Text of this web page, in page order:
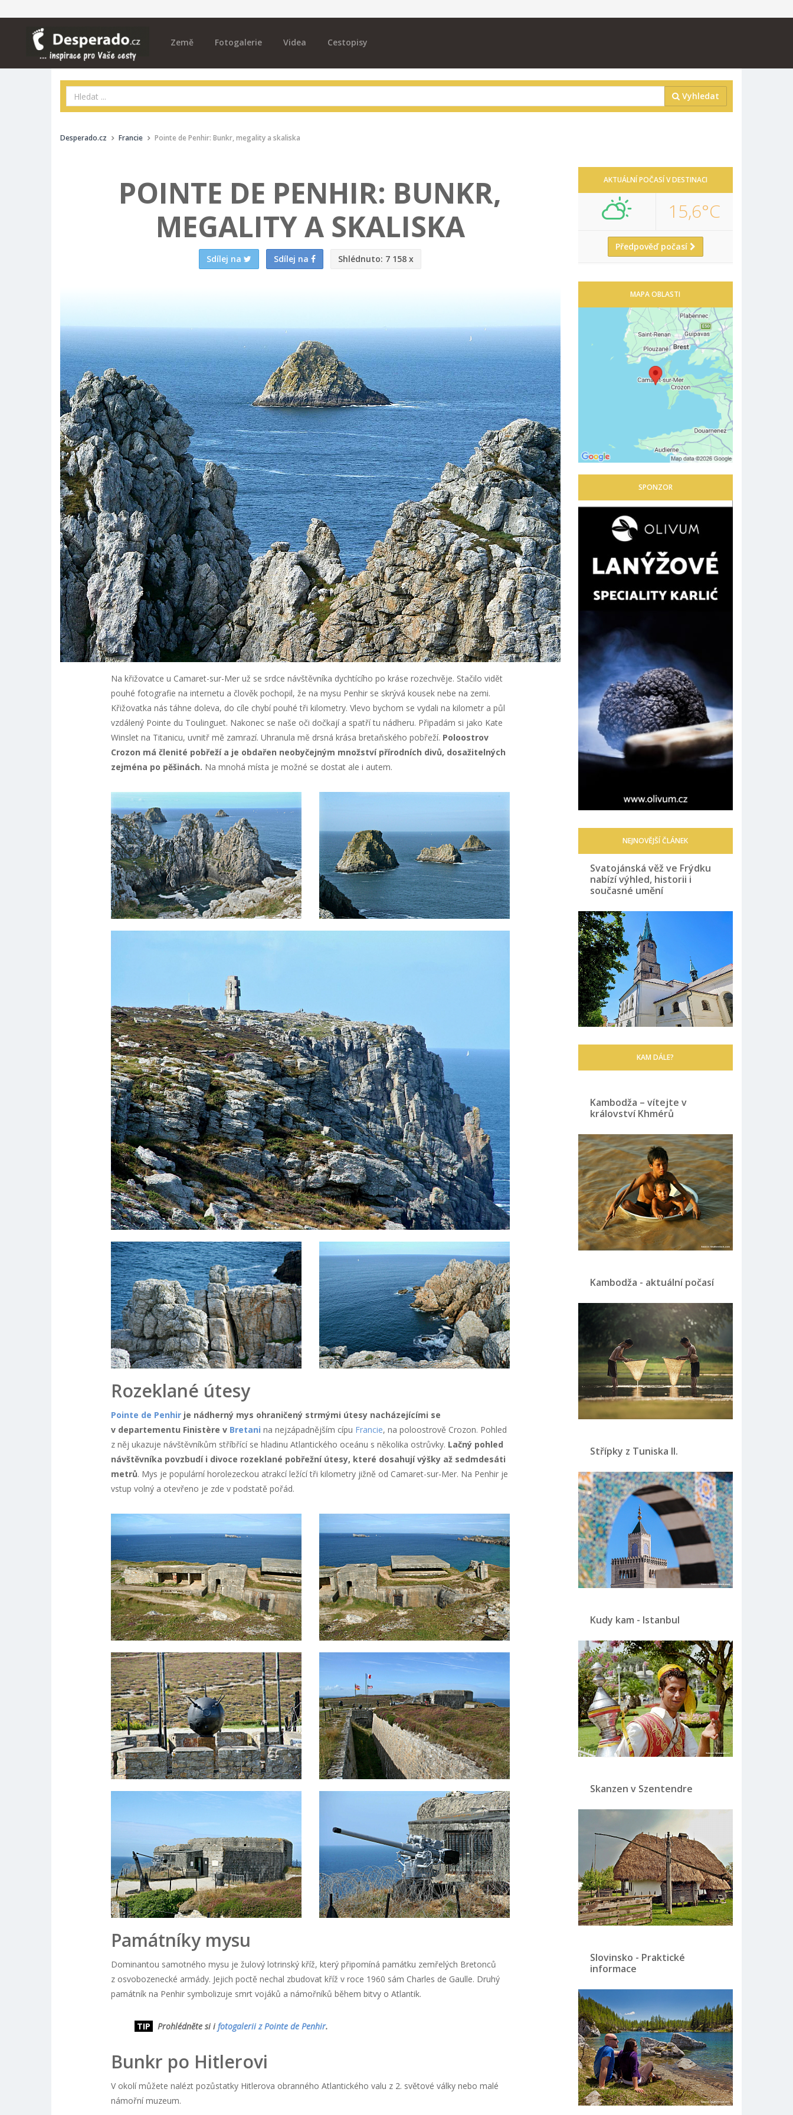
Země Fotogalerie Videa Cestopisy
Vyhledat
Desperado.cz Francie Pointe de Penhir: Bunkr, megality a skaliska
POINTE DE PENHIR: BUNKR,
MEGALITY A SKALISKA
Sdílej na Sdílej na Shlédnuto: 7 158 x
Na křižovatce u Camaret-sur-Mer už se srdce návštěvníka dychtícího po kráse rozechvěje. Stačilo vidět
pouhé fotografie na internetu a člověk pochopil, že na mysu Penhir se skrývá kousek nebe na zemi.
Křižovatka nás táhne doleva, do cíle chybí pouhé tři kilometry. Vlevo bychom se vydali na kilometr a půl
vzdálený Pointe du Toulinguet. Nakonec se naše oči dočkají a spatří tu nádheru. Připadám si jako Kate
Winslet na Titanicu, uvnitř mě zamrazí. Uhranula mě drsná krása bretaňského pobřeží. Poloostrov
Crozon má členité pobřeží a je obdařen neobyčejným množství přírodních divů, dosažitelných
zejména po pěšinách. Na mnohá místa je možné se dostat ale i autem.
Rozeklané útesy
Pointe de Penhirje nádherný mys ohraničený strmými útesy nacházejícími se
v departementu Finistère v Bretani na nejzápadnějším cípu Francie, na poloostrově Crozon. Pohled
z něj ukazuje návštěvníkům stříbřící se hladinu Atlantického oceánu s několika ostrůvky. Lačný pohled
návštěvníka povzbudí i divoce rozeklané pobřežní útesy, které dosahují výšky až sedmdesáti
metrů. Mys je populární horolezeckou atrakcí ležící tři kilometry jižně od Camaret-sur-Mer. Na Penhir je
vstup volný a otevřeno je zde v podstatě pořád.
Památníky mysu
Dominantou samotného mysu je žulový lotrinský kříž, který připomíná památku zemřelých Bretonců
z osvobozenecké armády. Jejich poctě nechal zbudovat kříž v roce 1960 sám Charles de Gaulle. Druhý
památník na Penhir symbolizuje smrt vojáků a námořníků během bitvy o Atlantik.
TIP Prohlédněte si i fotogalerii z Pointe de Penhir.
Bunkr po Hitlerovi
V okolí můžete nalézt pozůstatky Hitlerova obranného Atlantického valu z 2. světové války nebo malé
námořní muzeum.
AKTUÁLNÍ POČASÍ V DESTINACI
15,6°C
Předpověď počasí
MAPA OBLASTI
SPONZOR
NEJNOVĚJŠÍ ČLÁNEK
Svatojánská věž ve Frýdku
nabízí výhled, historii i
současné umění
KAM DÁLE?
Kambodža – vítejte v
království Khmérů
Kambodža - aktuální počasí
Střípky z Tuniska II.
Kudy kam - Istanbul
Skanzen v Szentendre
Slovinsko - Praktické
informace